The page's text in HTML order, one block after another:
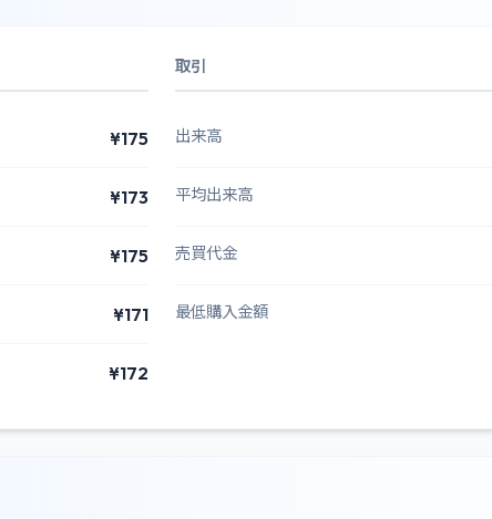
¥175
¥173
¥175
¥171
¥172
取引
出来高
平均出来高
売買代金
最低購入金額